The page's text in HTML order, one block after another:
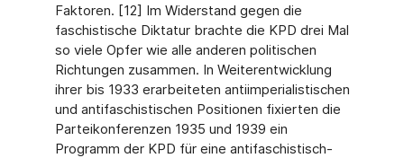
Faktoren. [12] Im Widerstand gegen die
faschistische Diktatur brachte die KPD drei Mal
so vie­le Opfer wie alle anderen politischen
Richtungen zusammen. In Weiterentwicklung
ihrer bis 1933 erarbeiteten antiimperialistischen
und antifaschistischen Positionen fixierten die
Par­teikonferenzen 1935 und 1939 ein
Programm der KPD für eine antifaschistisch-